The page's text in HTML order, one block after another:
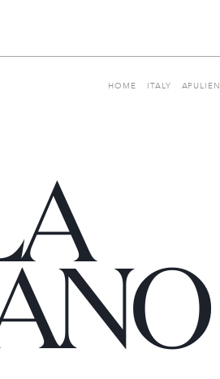
HOME ITALY APULIEN